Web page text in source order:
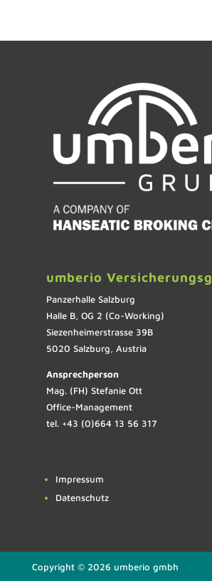
umberio
Panzerhalle Salzburg
Halle B, OG 2 (Co-Working)
Siezenheimerstrasse 39B
5020 Salzburg, Austria
Ansprechperson
Mag. (FH) Stefanie Ott
Office-Management
tel. +43 (0)664 13 56 317
Impressum
Datenschutz
Copyright © 2026 umberio gmbh